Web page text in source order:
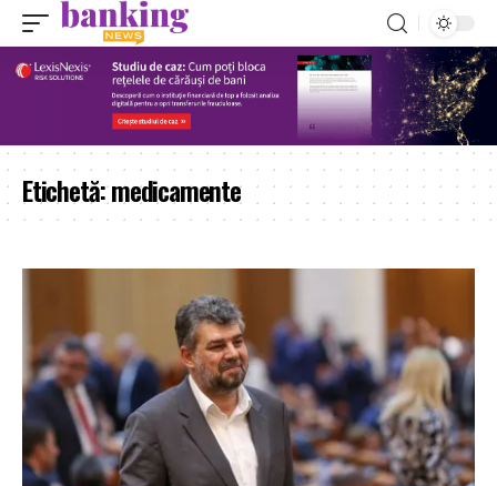
Etichetă:medicamente